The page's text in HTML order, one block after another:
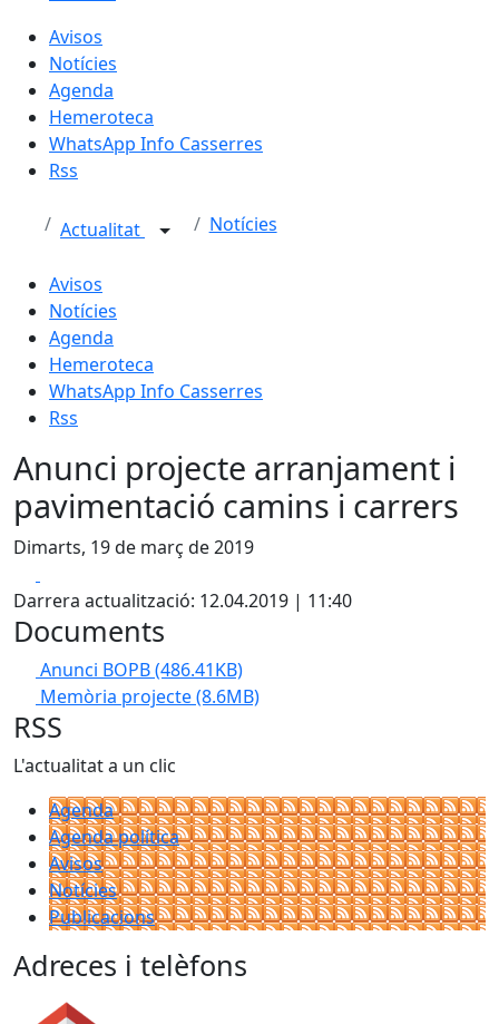
Avisos
Notícies
Agenda
Hemeroteca
WhatsApp Info Casserres
Rss
Actualitat Notícies
Avisos
Notícies
Agenda
Hemeroteca
WhatsApp Info Casserres
Rss
Anunci projecte arranjament i
pavimentació camins i carrers
Dimarts, 19 de març de 2019
Darrera actualització: 12.04.2019 | 11:40
Documents
Anunci BOPB(486.41KB)
Memòria projecte(8.6MB)
RSS
L'actualitat a un clic
Agenda
Agenda política
Avisos
Notícies
Publicacions
Adreces i telèfons